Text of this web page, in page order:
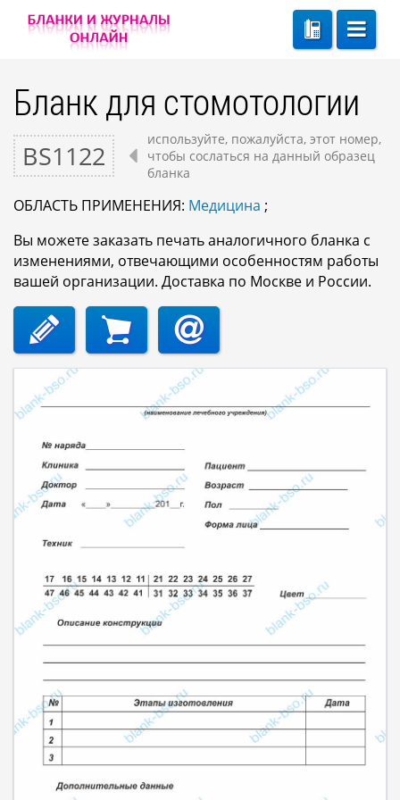
Бланк для стомотологии
BS1122
используйте, пожалуйста, этот номер,
чтобы сослаться на данный образец
бланка
ОБЛАСТЬ ПРИМЕНЕНИЯ: Медицина ;
Вы можете заказать печать аналогичного бланка с
изменениями, отвечающими особенностям работы
вашей организации. Доставка по Москве и России.